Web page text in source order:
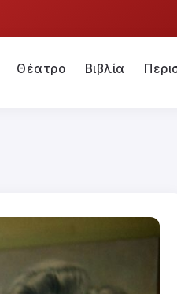
Θέατρο Βιβλία